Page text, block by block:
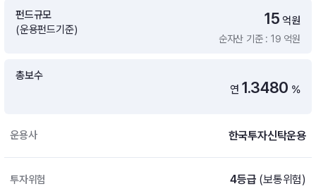
펀드규모
(운용펀드기준)
15 억원
순자산 기준 : 19 억원
총보수
연 1.3480 %
운용사 한국투자신탁운용
투자위험 4등급 (보통위험)
포트래빗 관리
미국 ETF 검색
ETF 비교
연금 ETF 검색
ETF트렌드 ETF 랭킹 · ETF 찾기 · 종목찾기
미국ETF테마
연금 펀드 검색
투자 라이브러리
ETF 처음투자
내맘대로 만들기